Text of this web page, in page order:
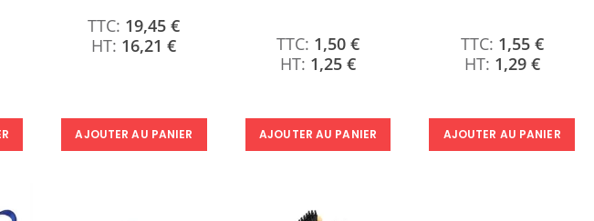
19,45 €
16,21 €
AJOUTER AU PANIER
1,50 €
1,25 €
AJOUTER AU PANIER
1,55 €
1,29 €
AJOUTER AU PANIER